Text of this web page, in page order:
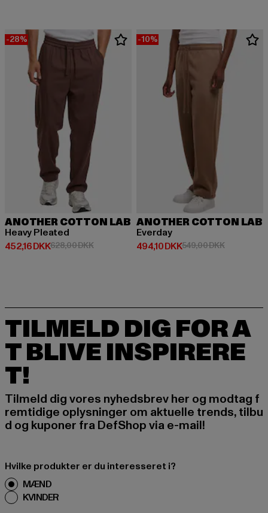
-28%
ANOTHER COTTON LAB
Heavy Pleated
452,16 DKK
Nuværende pris: 452,16 DKK
628,00 DKKKampagnepris: 628,00 DKK
-10%
ANOTHER COTTON LAB
Everday
494,10 DKK
Nuværende pris: 494,10 DKK
549,00 DKK
TILMELD DIG FOR A
T BLIVE INSPIRERE
T!
Tilmeld dig vores nyhedsbrev her og modtag f
remtidige oplysninger om aktuelle trends, tilbu
d og kuponer fra DefShop via e-mail!
Hvilke produkter er du interesseret i?
MÆND
KVINDER